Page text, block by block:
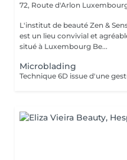
72, Route d'Arlon
L'institut de beauté Zen &
est un lieu convivial et
situé à Luxembourg Be...
Microblading